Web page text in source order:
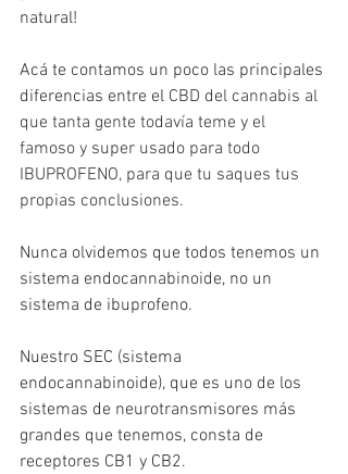
natural!
Acá te contamos un poco las principales
diferencias entre el CBD del cannabis al
que tanta gente todavía teme y el
famoso y super usado para todo
IBUPROFENO, para que tu saques tus
propias conclusiones.
Nunca olvidemos que todos tenemos un
sistema endocannabinoide, no un
sistema de ibuprofeno.
Nuestro SEC (sistema
endocannabinoide), que es uno de los
sistemas de neurotransmisores más
grandes que tenemos, consta de
receptores CB1 y CB2.